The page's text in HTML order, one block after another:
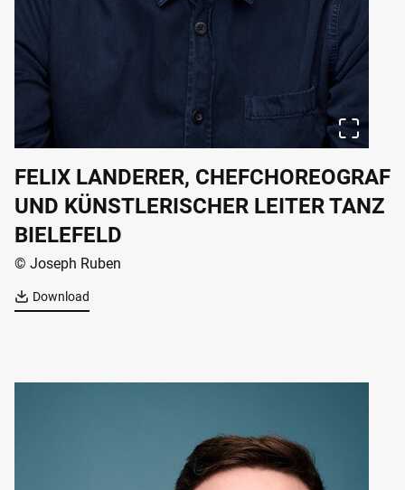
FELIX LANDERER, CHEFCHOREOGRAF
UND KÜNSTLERISCHER LEITER TANZ
BIELEFELD
© Joseph Ruben
Download